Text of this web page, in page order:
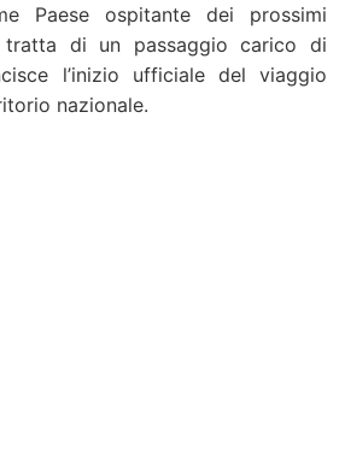
Paese ospitante dei prossimi
tratta di un passaggio carico di
l’inizio ufficiale del viaggio
nazionale.